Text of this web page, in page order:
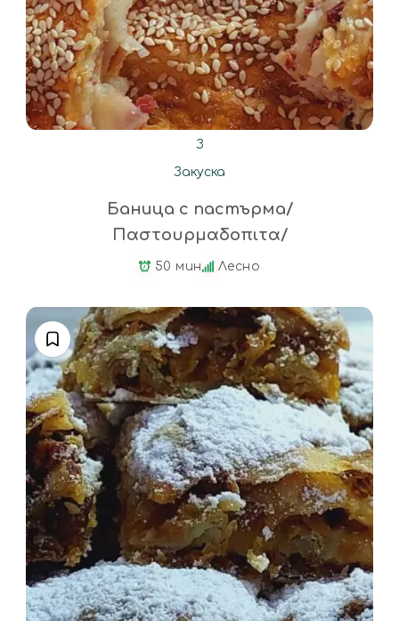
З
Закуска
Баница с пастърма/
Παστουρμαδοπιτα/
50 мин Лесно